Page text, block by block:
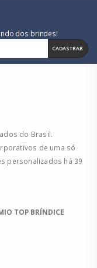
dos brindes!
CADASTRAR
do Brasil.
de uma só
personalizados há 39
TOP BRÍNDICE